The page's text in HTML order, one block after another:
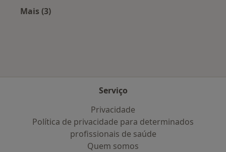
Terapêuticas Ayurvédica (Abhyanga e Marmaterapia),
a olhar para dentro de ti como este ser único e
Vem comigo que ajudo-te a cuidar mais e melhor de ti!
Mais (3)
Serviço
Privacidade
Política de privacidade para determinados
profissionais de saúde
Quem somos